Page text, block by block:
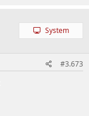
System
#3.673